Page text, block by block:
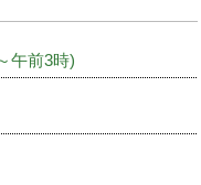
午前3時)